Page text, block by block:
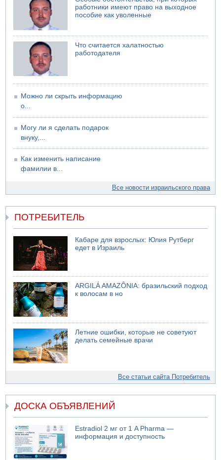
работники имеют право на выходное
пособие как уволенные
Что считается халатностью
работодателя
Можно ли скрыть информацию
о...
Могу ли я сделать подарок
внуку,...
Как изменить написание
фамилии в...
Все новости израильского права
ПОТРЕБИТЕЛЬ
Кабаре для взрослых: Юлия Рутберг
едет в Израиль
ARGILÁ AMAZÔNIA: бразильский подход
к волосам в но
Летние ошибки, которые не советуют
делать семейные врачи
Все статьи сайта Потребитель
ДОСКА ОБЪЯВЛЕНИЙ
Estradiol 2 мг от 1 A Pharma —
информация и доступность